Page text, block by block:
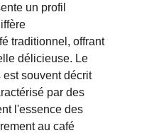
un profil
traditionnel, offrant
délicieuse. Le
est souvent décrit
par des
l'essence des
au café